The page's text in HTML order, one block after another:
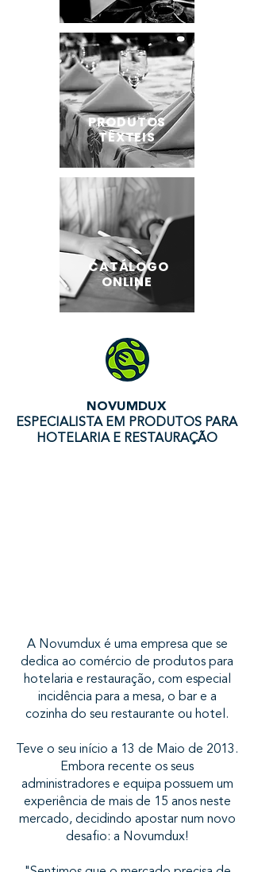
PRODUTOS
TÊXTEIS
CATÁLOGO
ONLINE
NOVUMDUX
ESPECIALISTA EM PRODUTOS PARA
HOTELARIA E RESTAURAÇÃO
A Novumdux é uma empresa que se
dedica ao comércio de produtos para
hotelaria e restauração, com especial
incidência para a mesa, o bar e a
cozinha do seu restaurante ou hotel.
Teve o seu início a 13 de Maio de 2013.
Embora recente os seus
administradores e equipa possuem um
experiência de mais de 15 anos neste
mercado, decidindo apostar num novo
desafio: a Novumdux!